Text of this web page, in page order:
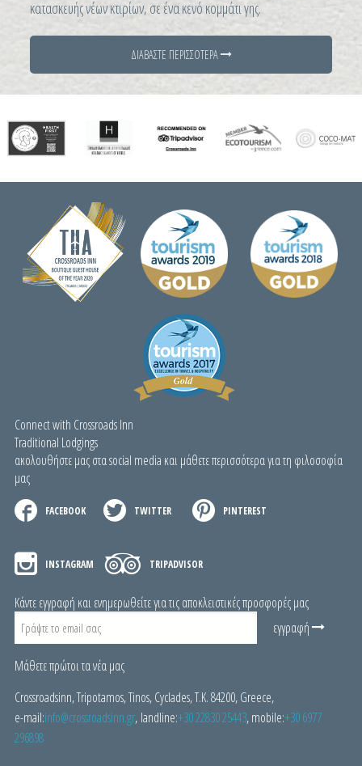
κατασκευής νέων κτιρίων, σε ένα κενό κομμάτι γης.
ΔΙΑΒΑΣΤΕ ΠΕΡΙΣΣΟΤΕΡΑ
Connect with Crossroads Inn
Traditional Lodgings
ακολουθήστε μας στα social media και μάθετε περισσότερα για τη φιλοσοφία
μας
FACEBOOK TWITTER PINTEREST
INSTAGRAM TRIPADVISOR
Κάντε εγγραφή και ενημερωθείτε για τις αποκλειστικές προσφορές μας
εγγραφή
Μάθετε πρώτοι τα νέα μας
Crossroadsinn, Tripotamos, Tinos, Cyclades, Τ.Κ. 84200, Greece,
e-mail:info@crossroadsinn.gr, landline:+30 22830 25443, mobile:+30 6977
296898